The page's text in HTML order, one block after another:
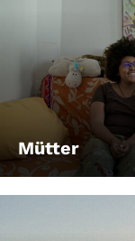
Mütter